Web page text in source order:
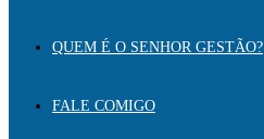
QUEM É O SENHOR GESTÃO?
FALE COMIGO